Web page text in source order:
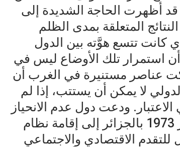
نهاية الحرب العالمية الثانية إلى 1973 قد أظهرت الحاجة الشديدة إلى
المتعلقة بمدى الظلم
كانت تتسع هوَّته بين الدول
أن استمرار تلك الأوضاع ليس في
عناصر مستنيرة في الغرب أن
لا يمكن أن يستتب، إذا لم
ودعت دول عدم الانحياز
الاقتصادي والاجتماعي